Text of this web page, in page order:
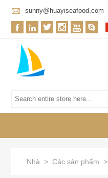
 sunny@huayiseafood.com
     
Nhà > Các sản phẩm >